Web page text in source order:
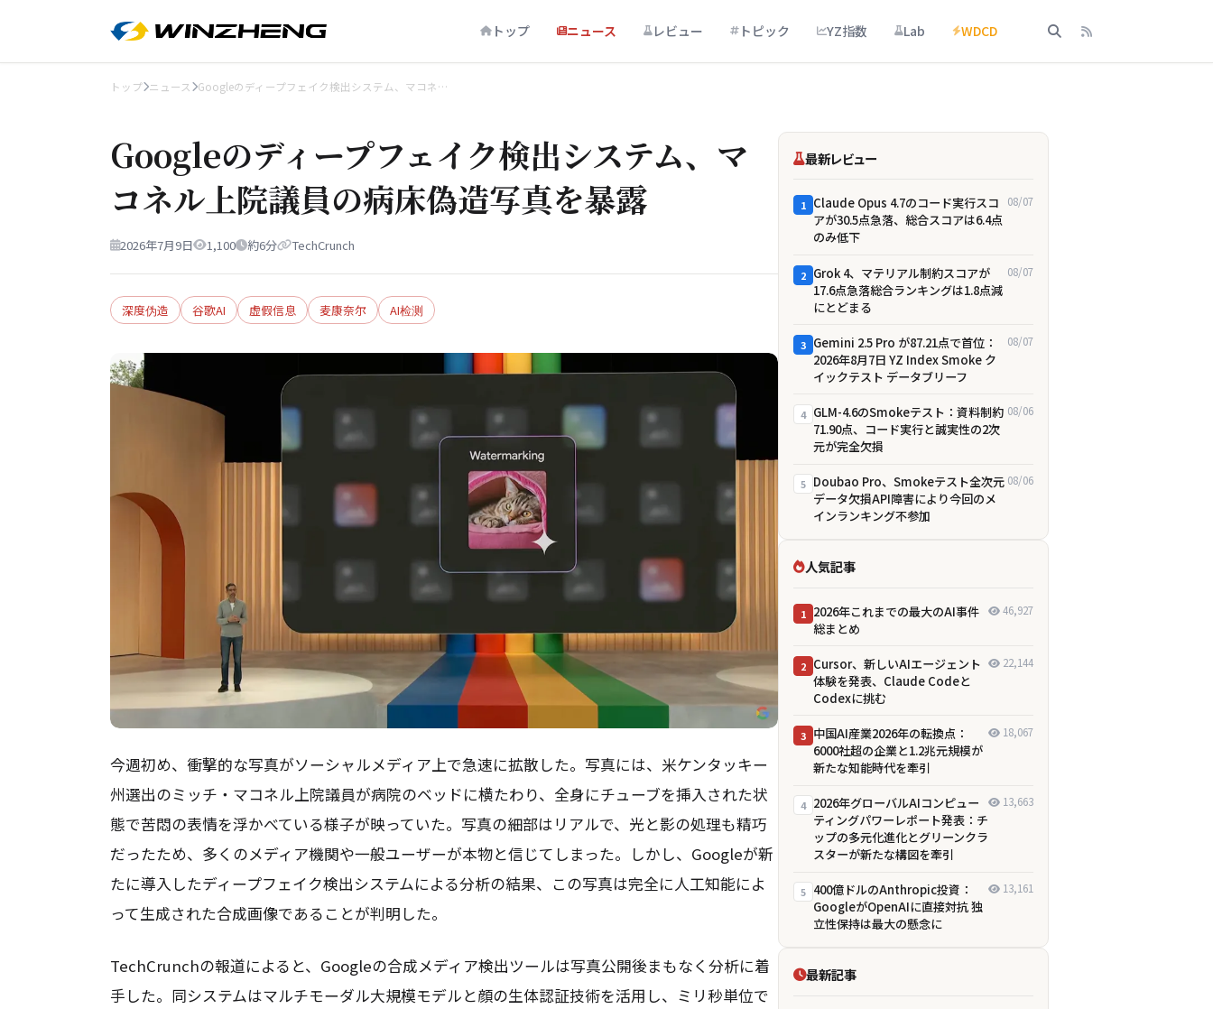
トップ ニュース レビュー トピック YZ指数 Lab WDCD
トップ ニュース Googleのディープフェイク検出システム、マコネ…
Googleのディープフェイク検出システム、マ
コネル上院議員の病床偽造写真を暴露
2026年7月9日 1,100 約6分 TechCrunch
深度伪造 谷歌AI 虚假信息 麦康奈尔 AI检测
今週初め、衝撃的な写真がソーシャルメディア上で急速に拡散した。写真には、米ケンタッキー
州選出のミッチ・マコネル上院議員が病院のベッドに横たわり、全身にチューブを挿入された状
態で苦悶の表情を浮かべている様子が映っていた。写真の細部はリアルで、光と影の処理も精巧
だったため、多くのメディア機関や一般ユーザーが本物と信じてしまった。しかし、Googleが新
たに導入したディープフェイク検出システムによる分析の結果、この写真は完全に人工知能によ
って生成された合成画像であることが判明した。
TechCrunchの報道によると、Googleの合成メディア検出ツールは写真公開後まもなく分析に着
手した。同システムはマルチモーダル大規模モデルと顔の生体認証技術を活用し、ミリ秒単位で
最新レビュー
1 Claude Opus 4.7のコード実行スコ
アが30.5点急落、総合スコアは6.4点
のみ低下
08/07
2 Grok 4、マテリアル制約スコアが
17.6点急落――総合ランキングは1.8点減
にとどまる
08/07
3 Gemini 2.5 Pro が87.21点で首位：
2026年8月7日 YZ Index Smoke ク
イックテスト データブリーフ
08/07
4 GLM-4.6のSmokeテスト：資料制約
71.90点、コード実行と誠実性の2次
元が完全欠損
08/06
5 Doubao Pro、Smokeテスト全次元
データ欠損――API障害により今回のメ
インランキング不参加
08/06
人気記事
1 2026年これまでの最大のAI事件
総まとめ
46,927
2 Cursor、新しいAIエージェント
体験を発表、Claude Codeと
Codexに挑む
22,144
3 中国AI産業2026年の転換点：
6000社超の企業と1.2兆元規模が
新たな知能時代を牽引
18,067
4 2026年グローバルAIコンピュー
ティングパワーレポート発表：チ
ップの多元化進化とグリーンクラ
スターが新たな構図を牽引
13,663
5 400億ドルのAnthropic投資：
GoogleがOpenAIに直接対抗 独
立性保持は最大の懸念に
13,161
最新記事